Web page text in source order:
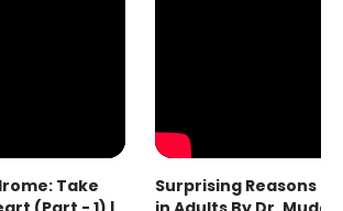
Take
Surprising Reasons